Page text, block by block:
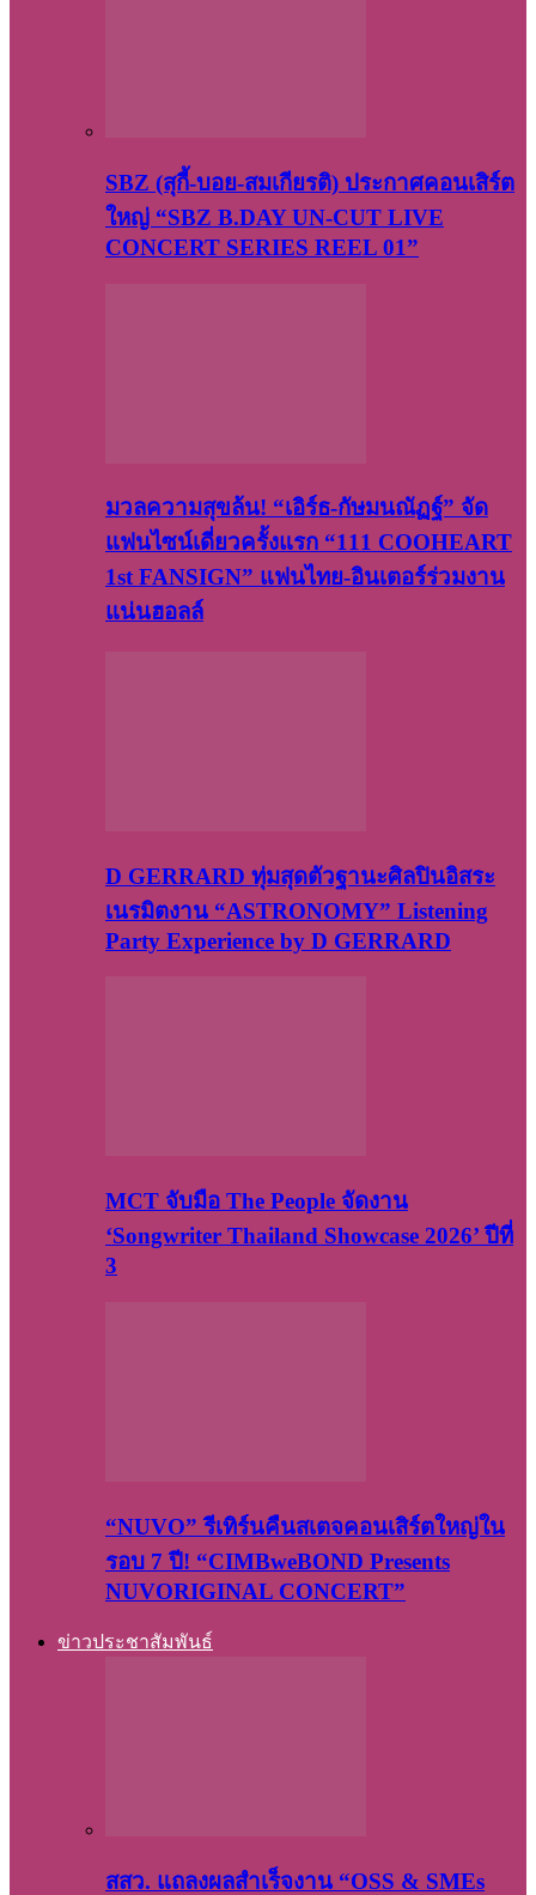
SBZ (สุกี้-บอย-สมเกียรติ) ประกาศคอนเสิร์ต
ใหญ่ “SBZ B.DAY UN-CUT LIVE
CONCERT SERIES REEL 01”
มวลความสุขล้น! “เอิร์ธ-กัษมนณัฏฐ์” จัด
แฟนไซน์เดี่ยวครั้งแรก “111 COOHEART
1st FANSIGN” แฟนไทย-อินเตอร์ร่วมงาน
แน่นฮอลล์
D GERRARD ทุ่มสุดตัวฐานะศิลปินอิสระ
เนรมิตงาน “ASTRONOMY” Listening
Party Experience by D GERRARD
MCT จับมือ The People จัดงาน
‘Songwriter Thailand Showcase 2026’ ปีที่
3
“NUVO” รีเทิร์นคืนสเตจคอนเสิร์ตใหญ่ใน
รอบ 7 ปี! “CIMBweBOND Presents
NUVORIGINAL CONCERT”
ข่าวประชาสัมพันธ์
สสว. แถลงผลสำเร็จงาน “OSS & SMEs